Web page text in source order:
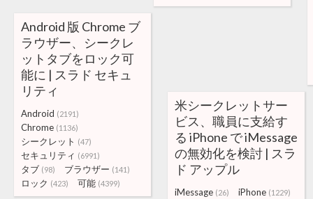
Android 版 Chrome ブ
ラウザー、シークレ
ットタブをロック可
能に | スラド セキュ
リティ
Android (2191)
Chrome (1136)
シークレット (47)
セキュリティ (6991)
タブ (98) ブラウザー (141)
ロック (423) 可能 (4399)
米シークレットサー
ビス、職員に支給す
る iPhone で iMessage
の無効化を検討 | スラ
ド アップル
iMessage (26) iPhone (1229)